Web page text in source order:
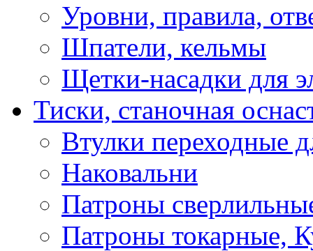
Уровни, правила,
Шпатели, кельмы
Щетки-насадки для
Тиски, станочная
Втулки переходные
Наковальни
Патроны
Патроны токарные,